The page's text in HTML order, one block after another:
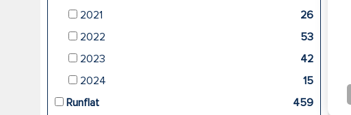
2021
26
2022
53
2023
42
2024
15
Runflat
459